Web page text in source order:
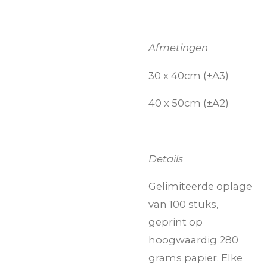
Afmetingen
30 x 40cm (±A3)
40 x 50cm (±A2)
Details
Gelimiteerde oplage
van 100 stuks,
geprint op
hoogwaardig 280
grams papier. Elke